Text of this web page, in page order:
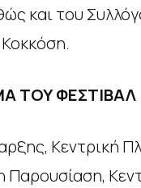
και του
ΤΟΥ
Κεντρική